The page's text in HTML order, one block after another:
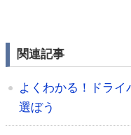
関連記事
よくわかる！ドラ
選ぼう